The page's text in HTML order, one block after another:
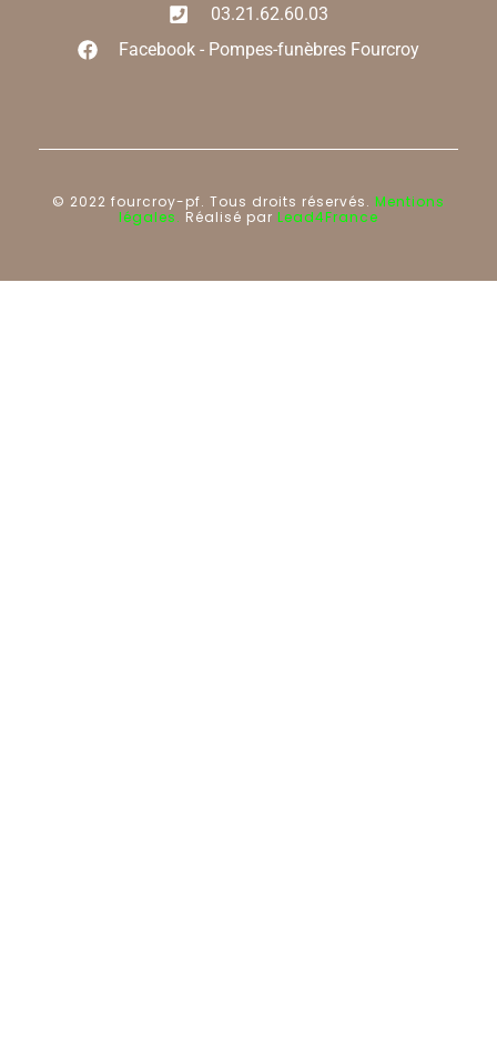
03.21.62.60.03
Facebook - Pompes-funèbres Fourcroy
© 2022 fourcroy-pf. Tous droits réservés. Mentions
légales. Réalisé par Lead4France